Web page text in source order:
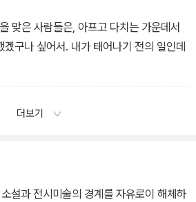
맞은 사람들은, 아프고 다치는 가운데서
구나 싶어서. 내가 태어나기 전의 일인데
더보기
설과 전시미술의 경계를 자유로이 해체하